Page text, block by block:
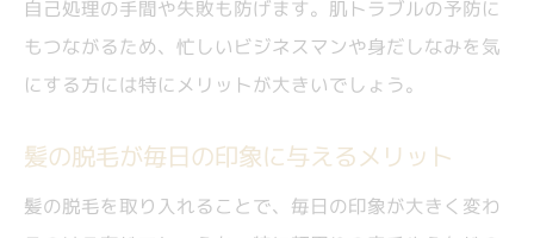
初めての脱毛でも安心できる選び方の工夫
痛みと効果のバランスを考えた脱毛体験術
男性向け脱毛で重視すべき選び方のコツ
失敗しない脱毛サロン選びの実践方法
自己処理の手間や失敗も防げます。肌トラブルの予防に
もつながるため、忙しいビジネスマンや身だしなみを気
にする方には特にメリットが大きいでしょう。
髪の脱毛が毎日の印象に与えるメリット
髪の脱毛を取り入れることで、毎日の印象が大きく変わ